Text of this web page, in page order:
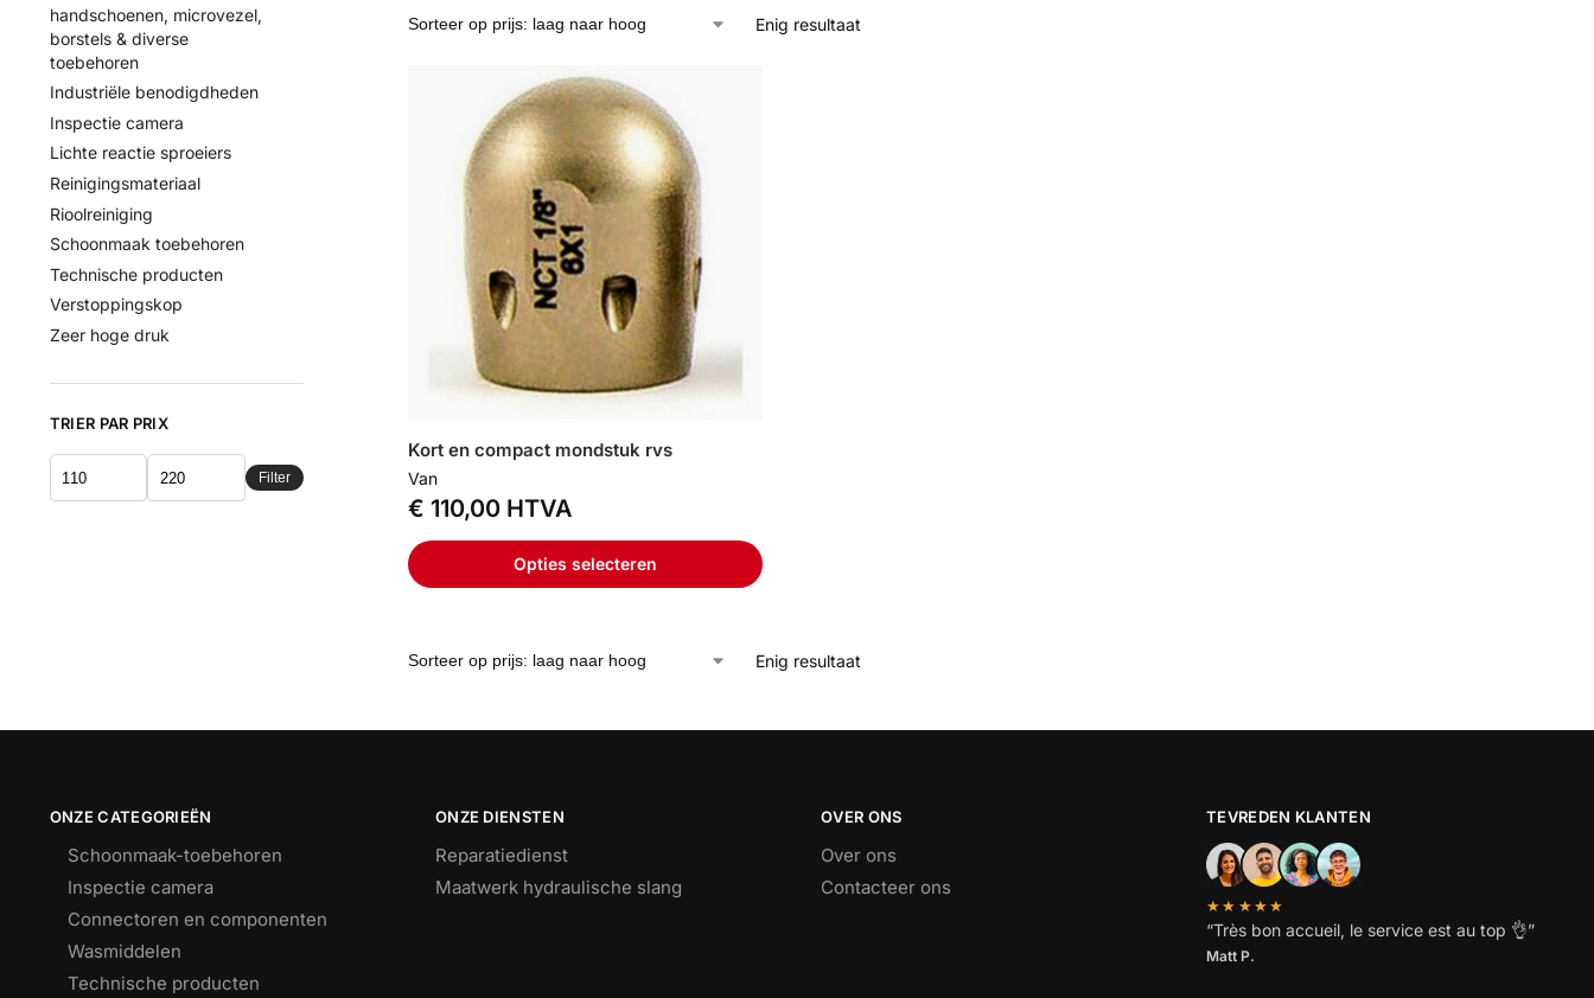
Enig resultaat
Kort en compact mondstuk rvs
Van
€ 110,00 HTVA
Opties selecteren
Enig resultaat
handschoenen, microvezel,
borstels & diverse
toebehoren
Industriële benodigdheden
Inspectie camera
Lichte reactie sproeiers
Reinigingsmateriaal
Rioolreiniging
Schoonmaak toebehoren
Technische producten
Verstoppingskop
Zeer hoge druk
TRIER PAR PRIX
Filter
ONZE CATEGORIEËN
Schoonmaak-toebehoren
Inspectie camera
Connectoren en componenten
Wasmiddelen
Technische producten
ONZE DIENSTEN
Reparatiedienst
Maatwerk hydraulische slang
OVER ONS
Over ons
Contacteer ons
TEVREDEN KLANTEN
★★★★★
“Très bon accueil, le service est au top 👌”
Matt P.